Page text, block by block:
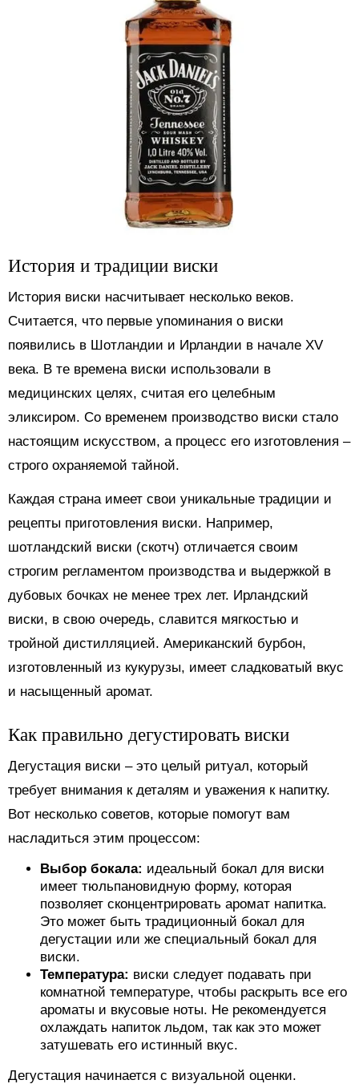
История и традиции виски
История виски насчитывает несколько веков.
Считается, что первые упоминания о виски
появились в Шотландии и Ирландии в начале XV
века. В те времена виски использовали в
медицинских целях, считая его целебным
эликсиром. Со временем производство виски стало
настоящим искусством, а процесс его изготовления –
строго охраняемой тайной.
Каждая страна имеет свои уникальные традиции и
рецепты приготовления виски. Например,
шотландский виски (скотч) отличается своим
строгим регламентом производства и выдержкой в
дубовых бочках не менее трех лет. Ирландский
виски, в свою очередь, славится мягкостью и
тройной дистилляцией. Американский бурбон,
изготовленный из кукурузы, имеет сладковатый вкус
и насыщенный аромат.
Как правильно дегустировать виски
Дегустация виски – это целый ритуал, который
требует внимания к деталям и уважения к напитку.
Вот несколько советов, которые помогут вам
насладиться этим процессом:
Выбор бокала: идеальный бокал для виски
имеет тюльпановидную форму, которая
позволяет сконцентрировать аромат напитка.
Это может быть традиционный бокал для
дегустации или же специальный бокал для
виски.
Температура: виски следует подавать при
комнатной температуре, чтобы раскрыть все его
ароматы и вкусовые ноты. Не рекомендуется
охлаждать напиток льдом, так как это может
затушевать его истинный вкус.
Дегустация начинается с визуальной оценки.